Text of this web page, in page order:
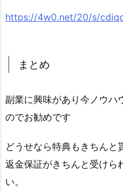
https://4w0.net/20/s/
まとめ
副業に興味があり今ノウハ
のでお勧めです
どうせなら特典もきちんと
返金保証がきちんと受けら
い。